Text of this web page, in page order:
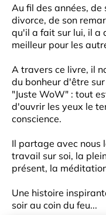
Au fil des années, de
divorce, de son
qu'il a fait sur lui, il a
meilleur pour les
A travers ce livre, il
du bonheur d'être
"Juste WoW" : tout
d'ouvrir les yeux le
conscience.
Il partage avec nous
travail sur soi, la
présent, la
Une histoire
soir au coin du feu...